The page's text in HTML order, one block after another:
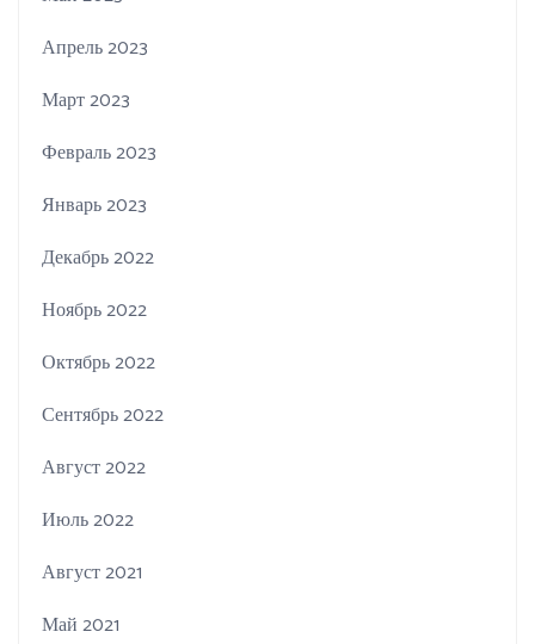
Апрель 2023
Март 2023
Февраль 2023
Январь 2023
Декабрь 2022
Ноябрь 2022
Октябрь 2022
Сентябрь 2022
Август 2022
Июль 2022
Август 2021
Май 2021